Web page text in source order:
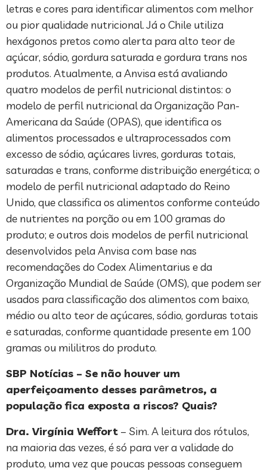
letras e cores para identificar alimentos com melhor
ou pior qualidade nutricional. Já o Chile utiliza
hexágonos pretos como alerta para alto teor de
açúcar, sódio, gordura saturada e gordura trans nos
produtos. Atualmente, a Anvisa está avaliando
quatro modelos de perfil nutricional distintos: o
modelo de perfil nutricional da Organização Pan-
Americana da Saúde (OPAS), que identifica os
alimentos processados e ultraprocessados com
excesso de sódio, açúcares livres, gorduras totais,
saturadas e trans, conforme distribuição energética; o
modelo de perfil nutricional adaptado do Reino
Unido, que classifica os alimentos conforme conteúdo
de nutrientes na porção ou em 100 gramas do
produto; e outros dois modelos de perfil nutricional
desenvolvidos pela Anvisa com base nas
recomendações do Codex Alimentarius e da
Organização Mundial de Saúde (OMS), que podem ser
usados para classificação dos alimentos com baixo,
médio ou alto teor de açúcares, sódio, gorduras totais
e saturadas, conforme quantidade presente em 100
gramas ou mililitros do produto.
SBP Notícias – Se não houver um
aperfeiçoamento desses parâmetros, a
população fica exposta a riscos? Quais?
Dra. Virgínia Weffort – Sim. A leitura dos rótulos,
na maioria das vezes, é só para ver a validade do
produto, uma vez que poucas pessoas conseguem